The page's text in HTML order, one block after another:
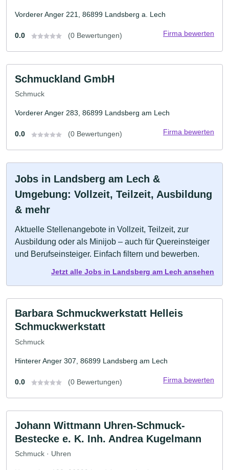
Vorderer Anger 221, 86899 Landsberg a. Lech
0.0 (0 Bewertungen) Firma bewerten
Schmuckland GmbH
Schmuck
Vorderer Anger 283, 86899 Landsberg am Lech
0.0 (0 Bewertungen) Firma bewerten
Jobs in Landsberg am Lech &
Umgebung: Vollzeit, Teilzeit, Ausbildung
& mehr
Aktuelle Stellenangebote in Vollzeit, Teilzeit, zur
Ausbildung oder als Minijob – auch für Quereinsteiger
und Berufseinsteiger. Einfach filtern und bewerben.
Jetzt alle Jobs in Landsberg am Lech ansehen
Barbara Schmuckwerkstatt Helleis
Schmuckwerkstatt
Schmuck
Hinterer Anger 307, 86899 Landsberg am Lech
0.0 (0 Bewertungen) Firma bewerten
Johann Wittmann Uhren-Schmuck-
Bestecke e. K. Inh. Andrea Kugelmann
Schmuck · Uhren